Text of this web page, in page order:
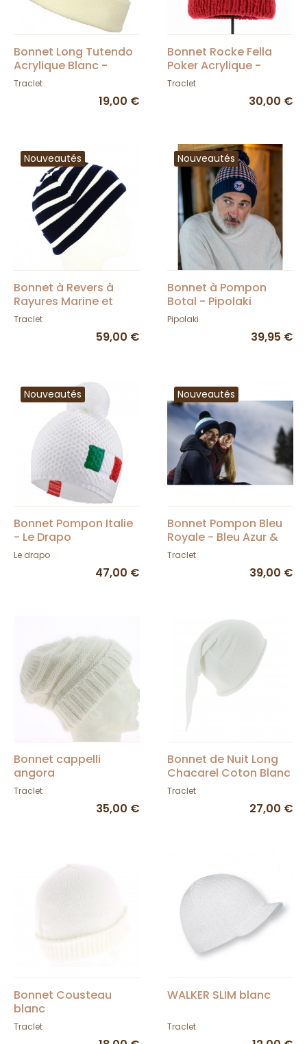
Bonnet Long Tutendo
Acrylique Blanc -
Traclet
Traclet
19,00 €
Bonnet Rocke Fella
Poker Acrylique -
Traclet
Traclet
30,00 €
Nouveautés
Bonnet à Revers à
Rayures Marine et
Blanc - Traclet
Traclet
59,00 €
Nouveautés
Bonnet à Pompon
Botal - Pipolaki
Pipolaki
39,95 €
Nouveautés
Bonnet Pompon Italie
- Le Drapo
Le drapo
47,00 €
Nouveautés
Bonnet Pompon Bleu
Royale - Bleu Azur &
Noir - LeDrapo
Traclet
39,00 €
Bonnet cappelli
angora
Traclet
35,00 €
Bonnet de Nuit Long
Chacarel Coton Blanc
- Traclet
Traclet
27,00 €
Bonnet Cousteau
blanc
Traclet
WALKER SLIM blanc
Traclet